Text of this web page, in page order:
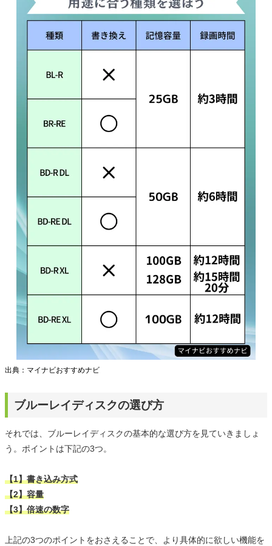
出典：マイナビおすすめナビ
ブルーレイディスクの選び方
それでは、ブルーレイディスクの基本的な選び方を見ていきましょ
う。ポイントは下記の3つ。
【1】書き込み方式
【2】容量
【3】倍速の数字
上記の3つのポイントをおさえることで、より具体的に欲しい機能を